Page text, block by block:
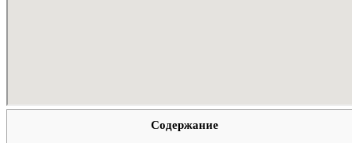
Содержание